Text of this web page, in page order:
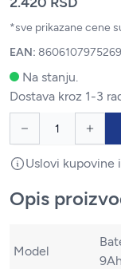
*sve prikazane cene
EAN: 8606107975269
Na stanju.
Dostava kroz 1-3
Uslovi kupovine
Opis
Model
9Ah